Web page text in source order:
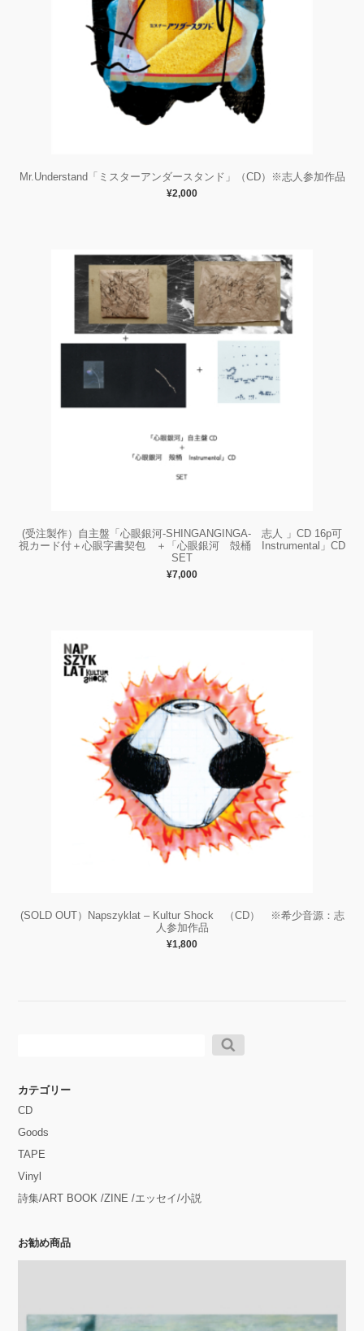
Mr.Understand「ミスターアンダースタンド」（CD）※志人参加作品
¥2,000
(受注製作）自主盤「心眼銀河-SHINGANGINGA- 志人 」CD 16p可
視カード付＋心眼字書契包 ＋「心眼銀河 殻桶 Instrumental」CD
SET
¥7,000
(SOLD OUT）Napszyklat – Kultur Shock （CD） ※希少音源：志
人参加作品
¥1,800
カテゴリー
CD
Goods
TAPE
Vinyl
詩集/ART BOOK /ZINE /エッセイ/小説
お勧め商品